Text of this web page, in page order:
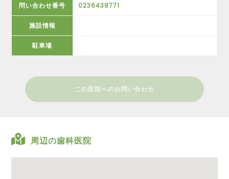
問い合わせ番号 0236438771
施設情報
駐車場
この医院へのお問い合わせ
周辺の歯科医院